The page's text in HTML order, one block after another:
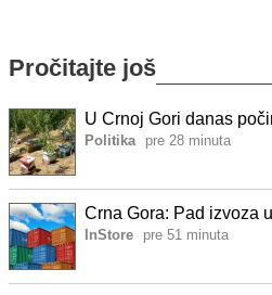
Pročitajte još
U Crnoj Gori danas
Politika pre 28 minuta
Crna Gora: Pad izvoza
InStore pre 51 minuta